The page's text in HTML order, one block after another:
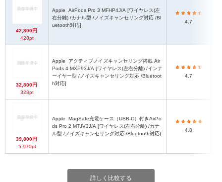
42,800円
428pt
Apple
右分離) /カナル型 /ノイズキャンセリング対応 /Bl
uetooth対応]
4.7
32,800円
328pt
Apple
Pods 4 MXP93J/A [ワイヤレス(左右分離) /インナ
ーイヤー型 /ノイズキャンセリング対応 /Bluetoot
h対応]
4.7
39,800円
5,970pt
Apple
ds Pro 2 MTJV3J/A [ワイヤレス(左右分離) /カナ
ル型 /ノイズキャンセリング対応 /Bluetooth対応]
4.8
詳しく比較する